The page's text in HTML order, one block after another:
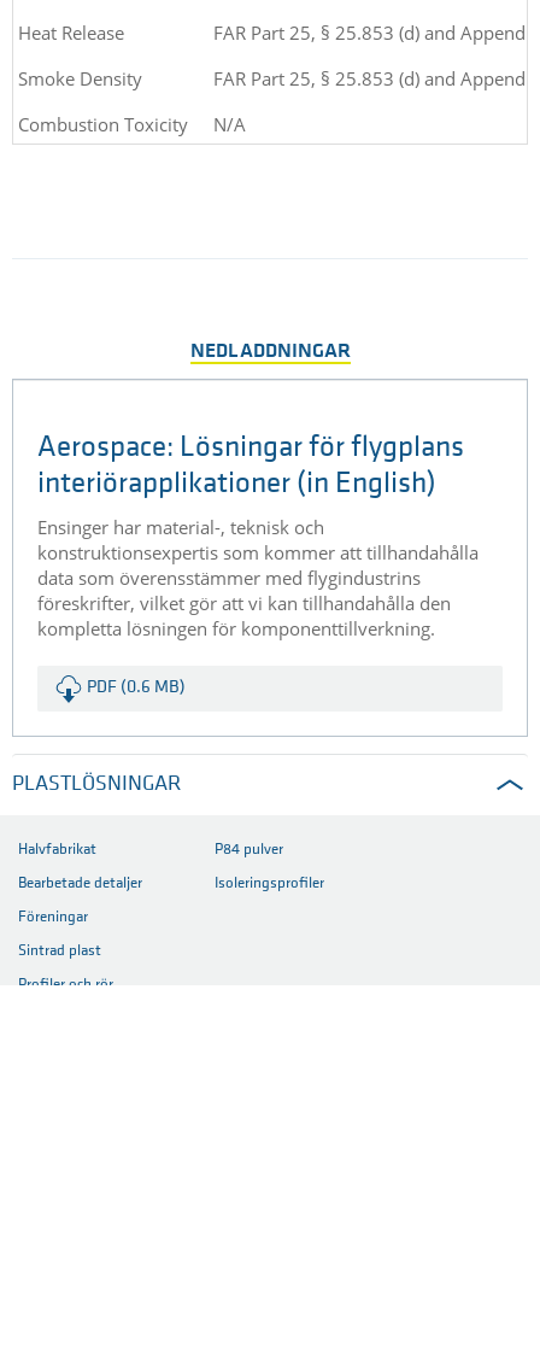
Heat Release
FAR Part 25, § 25.853 (d) and
Smoke Density
FAR Part 25, § 25.853 (d) and
Combustion Toxicity
N/A
NEDLADDNINGAR
Aerospace: Lösningar för flygplans
interiörapplikationer (in English)
Ensinger har material-, teknisk och
konstruktionsexpertis som kommer att tillhandahålla
data som överensstämmer med flygindustrins
föreskrifter, vilket gör att vi kan tillhandahålla den
kompletta lösningen för komponenttillverkning.
PDF (0.6 MB)
PLASTLÖSNINGAR
Halvfabrikat
Bearbetade detaljer
Föreningar
Sintrad plast
Profiler och rör
P84 pulver
Isoleringsprofiler